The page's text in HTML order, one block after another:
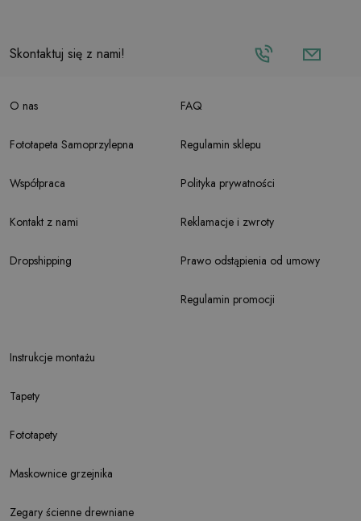
Skontaktuj się z nami!
O nas
Fototapeta Samoprzylepna
Współpraca
Kontakt z nami
Dropshipping
Instrukcje montażu
Tapety
Fototapety
Maskownice grzejnika
Zegary ścienne drewniane
FAQ
Regulamin sklepu
Polityka prywatności
Reklamacje i zwroty
Prawo odstąpienia od umowy
Regulamin promocji